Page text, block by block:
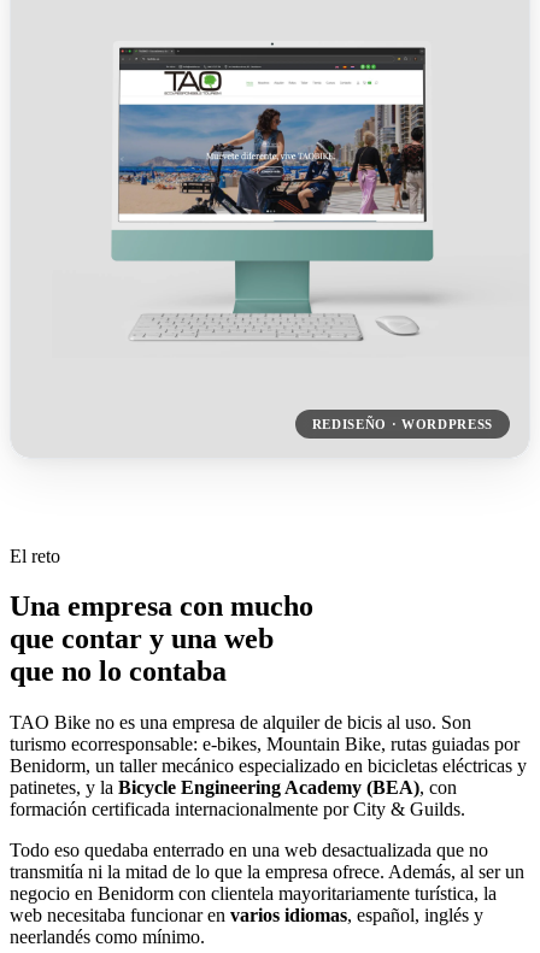
REDISEÑO · WORDPRESS
El reto
Una empresa con mucho
que contar y una web
que no lo contaba
TAO Bike no es una empresa de alquiler de bicis al uso. Son
turismo ecorresponsable: e-bikes, Mountain Bike, rutas guiadas por
Benidorm, un taller mecánico especializado en bicicletas eléctricas y
patinetes, y la Bicycle Engineering Academy (BEA), con
formación certificada internacionalmente por City & Guilds.
Todo eso quedaba enterrado en una web desactualizada que no
transmitía ni la mitad de lo que la empresa ofrece. Además, al ser un
negocio en Benidorm con clientela mayoritariamente turística, la
web necesitaba funcionar en varios idiomas, español, inglés y
neerlandés como mínimo.